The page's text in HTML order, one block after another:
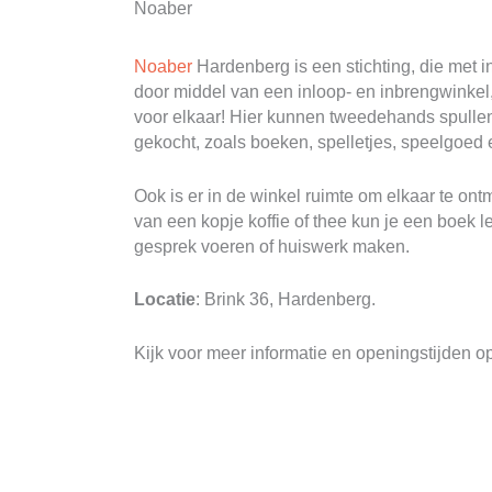
Noaber
Noaber Hardenberg is een stichting, die met
door middel van een inloop- en
voor elkaar! Hier kunnen tweedehands
gekocht, zoals boeken, spelletjes, speelgoed
Ook is er in de winkel ruimte om elkaar te
van een kopje koffie of thee kun je een boek
gesprek voeren of huiswerk maken.
Locatie: Brink 36, Hardenberg.
Kijk voor meer informatie en openingstijden